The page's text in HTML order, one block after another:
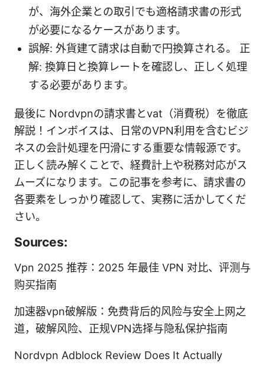
が、海外企業との取引でも適格請求書の形式
が必要になるケースがあります。
誤解: 外貨建て請求は自動で円換算される。 正
解: 換算日と換算レートを確認し、正しく処理
する必要があります。
最後に Nordvpnの請求書とvat（消費税）を徹底
解説！インボイスは、日常のVPN利用を含むビジ
ネスの会計処理を円滑にする重要な情報源です。
正しく読み解くことで、経費計上や税務対応がス
ムーズになります。この記事を参考に、請求書の
各要素をしっかり確認して、実務に活かしてくだ
さい。
Sources:
Vpn 2025 推荐：2025 年最佳 VPN 对比、评测与
购买指南
加速器vpn破解版：免费背后的风险与安全上网之
道，破解风险、正规VPN选择与隐私保护指南
Nordvpn Adblock Review Does It Actually